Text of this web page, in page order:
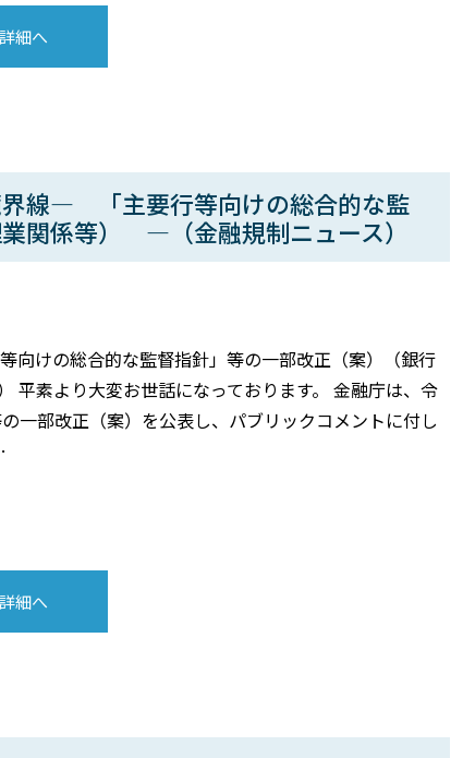
細へ
界線― 「主要行等向けの総合的な監
関係等） ―（金融規制ニュース）
けの総合的な監督指針」等の一部改正（案）（銀行
素より大変お世話になっております。 金融庁は、令
一部改正（案）を公表し、パブリックコメントに付し
細へ